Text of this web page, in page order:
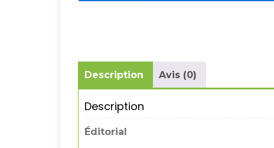
Description Avis (0)
Description
Éditorial